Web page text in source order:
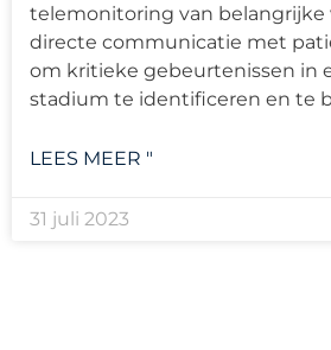
telemonitoring van belangrijke
directe communicatie met
om kritieke gebeurtenissen in
stadium te identificeren en te
LEES MEER "
31 juli 2023